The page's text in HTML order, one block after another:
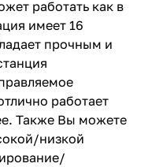
работать как в
имеет 16
прочным и
работает
Также Вы можете
низкой